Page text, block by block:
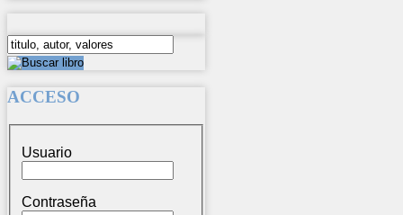
ACCESO
Usuario
Contraseña